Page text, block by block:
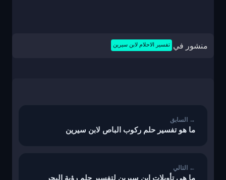
منشور في تفسير الاحلام لابن سيرين
ما هو تفسير حلم ركوب الباص لابن سيرين
ما هي تأويلات ابن سيرين لتفسير حلم رؤية البحر